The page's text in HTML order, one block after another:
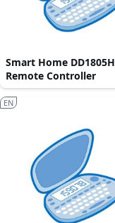
Smart Home DD1805H
Remote Controller
EN